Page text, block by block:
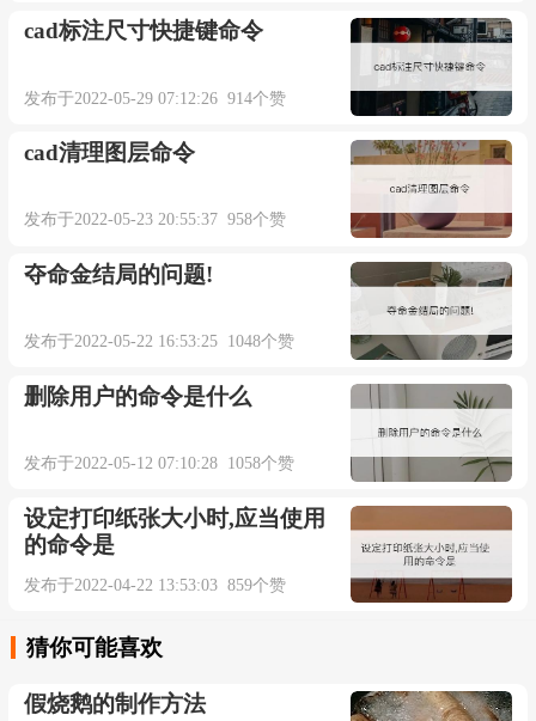
cad标注尺寸快捷键命令
发布于2022-05-29 07:12:26 914个赞
cad清理图层命令
发布于2022-05-23 20:55:37 958个赞
夺命金结局的问题!
发布于2022-05-22 16:53:25 1048个赞
删除用户的命令是什么
发布于2022-05-12 07:10:28 1058个赞
设定打印纸张大小时,应当使用
的命令是
发布于2022-04-22 13:53:03 859个赞
猜你可能喜欢
假烧鹅的制作方法